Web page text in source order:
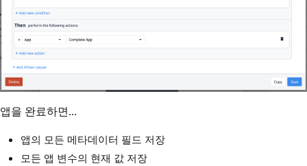
앱을 완료하면...
앱의 모든 메타데이터 필드 저장
모든 앱 변수의 현재 값 저장